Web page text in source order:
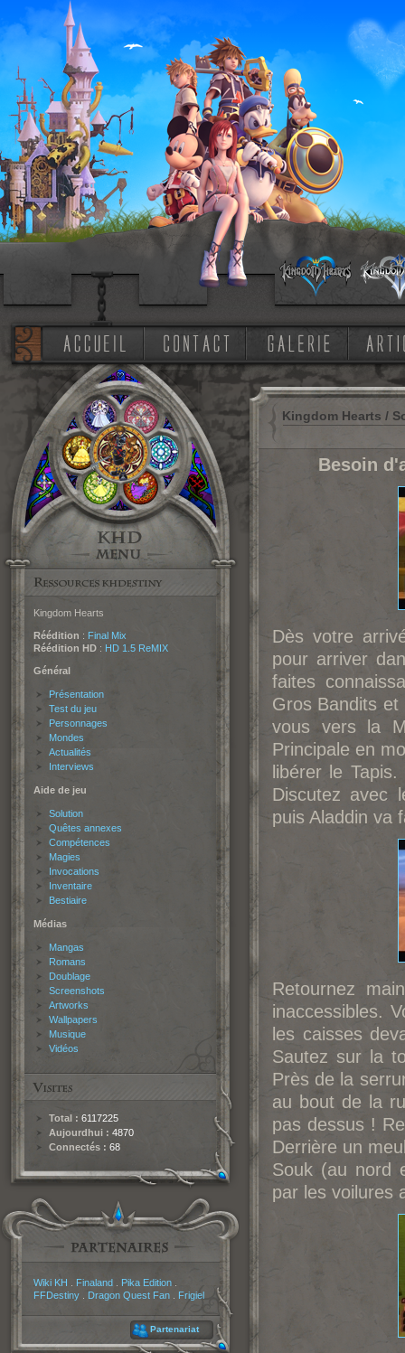
Kingdom Hearts
Réédition : Final Mix
Réédition HD : HD 1.5 ReMIX
Général
Présentation
Test du jeu
Personnages
Mondes
Actualités
Interviews
Aide de jeu
Solution
Quêtes annexes
Compétences
Magies
Invocations
Inventaire
Bestiaire
Médias
Mangas
Romans
Doublage
Screenshots
Artworks
Wallpapers
Musique
Vidéos
Total : 6117225
Aujourdhui : 4870
Connectés : 68
Wiki KH Finaland Pika Edition
FFDestiny
Dragon Quest Fan Frigiel
Partenariat
Kingdom Hearts /
Besoin
Dès votre
pour arriver
faites
Gros Bandits et
vous vers la
Principale en
libérer le
Discutez avec
puis Aladdin va
Retournez
inaccessibles.
les caisses
Sautez sur la
Près de la
au bout de la
pas dessus !
Derrière un
Souk (au nord
par les voilures